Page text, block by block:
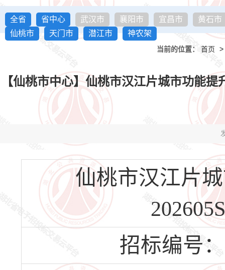
全省 省中心 武汉市 襄阳市 宜昌市
黄石市
仙桃市
天门市 潜江市 神农架
当前的位置： 首页 >
【仙桃市中心】仙桃市汉江片城市功能提
仙桃市汉江片
招标编号